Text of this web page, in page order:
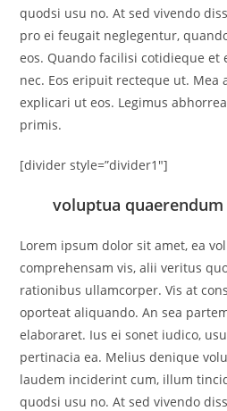
quodsi usu no. At sed vivendo
pro ei feugait neglegentur,
eos. Quando facilisi cotidieque et
nec. Eos eripuit recteque ut. Mea
explicari ut eos. Legimus
primis.
[divider style=”divider1″]
voluptua
Lorem ipsum dolor sit amet, ea
comprehensam vis, alii veritus
rationibus ullamcorper. Vis at
oporteat aliquando. An sea
elaboraret. Ius ei sonet iudico,
pertinacia ea. Melius denique
laudem inciderint cum, illum
quodsi usu no. At sed vivendo